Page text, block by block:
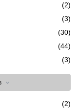
(2)
(3)
(30)
(44)
(3)
(2)